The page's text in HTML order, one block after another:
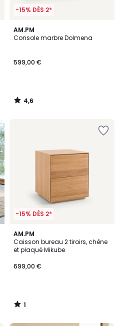
-15% DÈS 2*
AM.PM
Console marbre Dolmena
599,00 €
4,6
/ 5
4,6
/
-15% DÈS 2*
AM.PM
Caisson bureau 2 tiroirs, chêne
et plaqué Mikube
699,00 €
1
/
5
1
/